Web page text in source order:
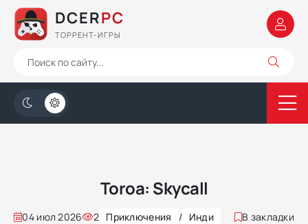
DCERPC
ТОРРЕНТ-ИГРЫ
Toroa: Skycall
04 июл 2026 2 Приключения / Инди В закладки